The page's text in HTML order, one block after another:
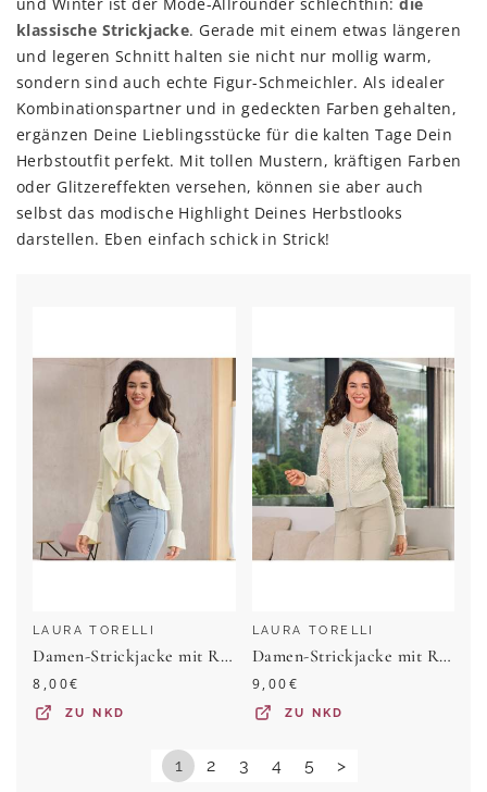
und Winter ist der Mode-Allrounder schlechthin:die
klassische Strickjacke. Gerade mit einem etwas längeren
und legeren Schnitt halten sie nicht nur mollig warm,
sondern sind auch echte Figur-Schmeichler. Als idealer
Kombinationspartner und in gedeckten Farben gehalten,
ergänzen Deine Lieblingsstücke für die kalten Tage Dein
Herbstoutfit perfekt. Mit tollen Mustern, kräftigen Farben
oder Glitzereffekten versehen, können sie aber auch
selbst das modische Highlight Deines Herbstlooks
darstellen. Eben einfach schick in Strick!
LAURA TORELLI
Damen-Strickjacke mit Rüschen
8,00€
ZU NKD
LAURA TORELLI
Damen-Strickjacke mit Reißverschluss
9,00€
ZU NKD
1 2 3 4 5 >